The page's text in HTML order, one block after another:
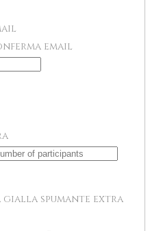
email
spumante extra